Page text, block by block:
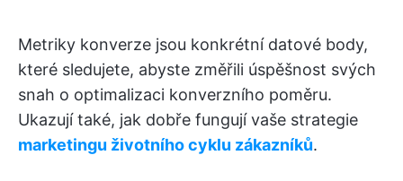
Metriky konverze jsou konkrétní datové body,
které sledujete, abyste změřili úspěšnost svých
snah o optimalizaci konverzního poměru.
Ukazují také, jak dobře fungují vaše strategie
marketingu životního cyklu zákazníků.